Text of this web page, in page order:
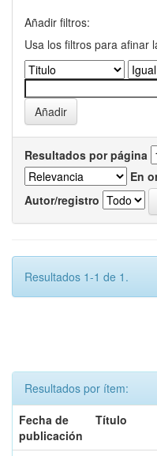
Añadir filtros:
Usa los filtros para afinar
Resultados por página
En
Autor/registro
Resultados 1-1 de 1.
Resultados por ítem:
Fecha de
publicación
Título